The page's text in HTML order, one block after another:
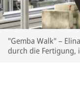
"Gemba Walk" –
durch die Fertigung,